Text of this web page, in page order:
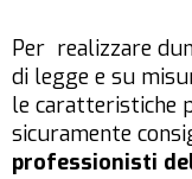
Per realizzare
di legge e su
le caratteristiche
sicuramente
professionisti